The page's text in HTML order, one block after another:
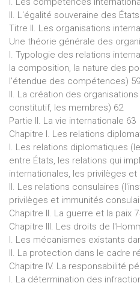
II. L'égalité souveraine des
Titre II. Les organisations
Une théorie générale des
I. Typologie des relations
la composition, la nature des
l'étendue des compétences) 59
II. La création des
constitutif, les membres) 62
Partie II. La vie internationale 63
Chapitre I. Les relations
I. Les relations diplomatiques
entre États, les relations qui
internationales, les privilèges
II. Les relations consulaires
privilèges et immunités
Chapitre II. La guerre et la paix
Chapitre III. Les droits de
I. Les mécanismes existants
II. La protection dans le cadre
Chapitre IV. La responsabilité
I. La détermination des